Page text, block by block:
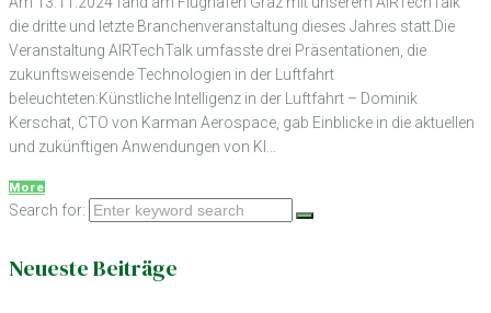
die dritte und letzte Branchenveranstaltung dieses Jahres statt.Die
Veranstaltung AIRTechTalk umfasste drei Präsentationen, die
zukunftsweisende Technologien in der Luftfahrt
beleuchteten:Künstliche Intelligenz in der Luftfahrt – Dominik
Kerschat, CTO von Karman Aerospace, gab Einblicke in die aktuellen
und zukünftigen Anwendungen von KI...
More
Search for:
Neueste Beiträge